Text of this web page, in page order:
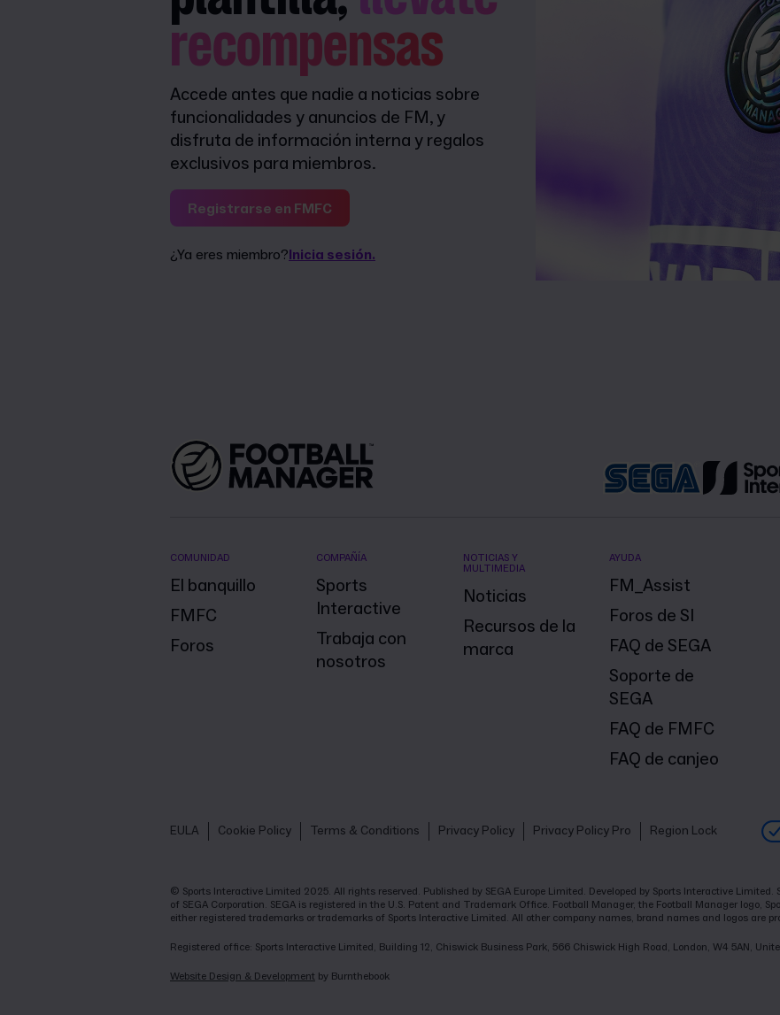
recompensas
Accede antes que nadie a noticias sobre
funcionalidades y anuncios de FM, y
disfruta de información interna y regalos
exclusivos para miembros.
Registrarse en FMFC
¿Ya eres miembro?Inicia sesión.
COMUNIDAD
El banquillo
FMFC
Foros
COMPAÑÍA
Sports
Interactive
Trabaja con
nosotros
NOTICIAS Y
MULTIMEDIA
Noticias
Recursos de la
marca
AYUDA
FM_Assist
Foros de SI
FAQ de SEGA
Soporte de
SEGA
FAQ de FMFC
FAQ de canjeo
EULA Cookie Policy Terms & Conditions Privacy Policy Privacy Policy Pro Region Lock
© Sports Interactive Limited 2025. All rights reserved. Published by SEGA Europe Limited. Developed by Sports Interactive Limited.
of SEGA Corporation. SEGA is registered in the U.S. Patent and Trademark Office. Football Manager, the Football Manager logo,
either registered trademarks or trademarks of Sports Interactive Limited. All other company names, brand names and logos are
Registered office: Sports Interactive Limited, Building 12, Chiswick Business Park, 566 Chiswick High Road, London, W4 5AN,
Website Design & Development by Burnthebook